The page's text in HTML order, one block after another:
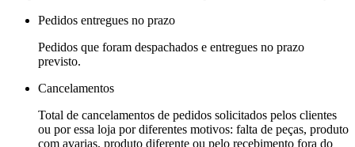
Pedidos entregues no prazo
Pedidos que foram despachados e entregues no prazo
previsto.
Cancelamentos
Total de cancelamentos de pedidos solicitados pelos clientes
ou por essa loja por diferentes motivos: falta de peças, produto
com avarias, produto diferente ou pelo recebimento fora do